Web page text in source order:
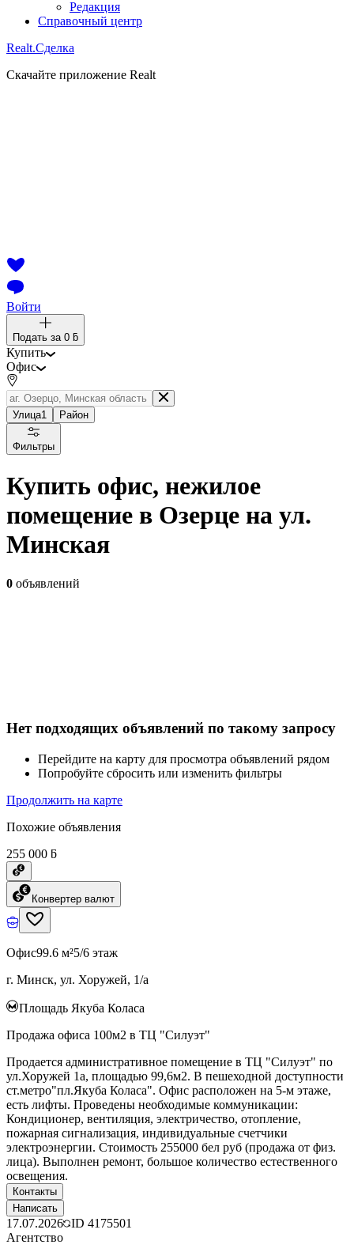
Редакция
Справочный центр
Realt.Сделка
Скачайте приложение Realt
Войти
Подать за 0 ƃ
Купить
Офис
Улица1 Район
Фильтры
Купить офис, нежилое
помещение в Озерце на ул.
Минская
0 объявлений
Нет подходящих объявлений по такому запросу
Перейдите на карту для просмотра объявлений рядом
Попробуйте сбросить или изменить фильтры
Продолжить на карте
Похожие объявления
255 000 ƃ
Конвертер валют
Офис99.6 м²5/6 этаж
г. Минск, ул. Хоружей, 1/а
Площадь Якуба Коласа
Продажа офиса 100м2 в ТЦ "Силуэт"
Продается административное помещение в ТЦ "Силуэт" по
ул.Хоружей 1а, площадью 99,6м2. В пешеходной доступности
ст.метро"пл.Якуба Коласа". Офис расположен на 5-м этаже,
есть лифты. Проведены необходимые коммуникации:
Кондиционер, вентиляция, электричество, отопление,
пожарная сигнализация, индивидуальные счетчики
электроэнергии. Стоимость 255000 бел руб (продажа от физ.
лица). Выполнен ремонт, большое количество естественного
освещения.
Контакты
Написать
17.07.2026 ID 4175501
Агентство